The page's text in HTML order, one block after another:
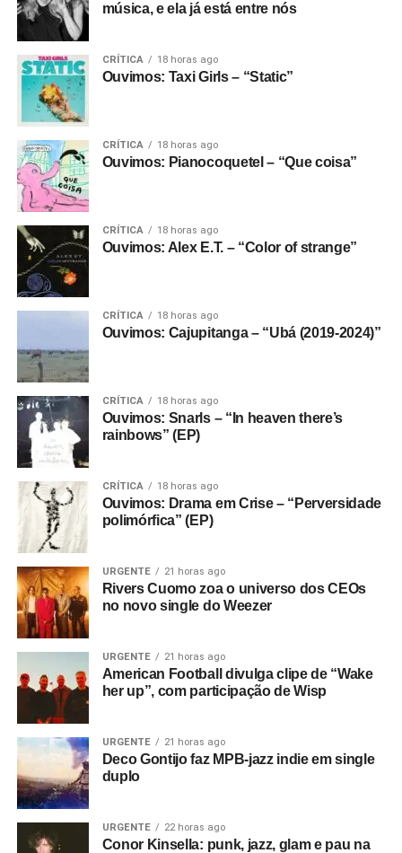
música, e ela já está entre nós
CRÍTICA 18 horas ago
Ouvimos: Taxi Girls – “Static”
CRÍTICA 18 horas ago
Ouvimos: Pianocoquetel – “Que coisa”
CRÍTICA 18 horas ago
Ouvimos: Alex E.T. – “Color of strange”
CRÍTICA 18 horas ago
Ouvimos: Cajupitanga – “Ubá (2019-2024)”
CRÍTICA 18 horas ago
Ouvimos: Snarls – “In heaven there’s
rainbows” (EP)
CRÍTICA 18 horas ago
Ouvimos: Drama em Crise – “Perversidade
polimórfica” (EP)
URGENTE 21 horas ago
Rivers Cuomo zoa o universo dos CEOs
no novo single do Weezer
URGENTE 21 horas ago
American Football divulga clipe de “Wake
her up”, com participação de Wisp
URGENTE 21 horas ago
Deco Gontijo faz MPB-jazz indie em single
duplo
URGENTE 22 horas ago
Conor Kinsella: punk, jazz, glam e pau na